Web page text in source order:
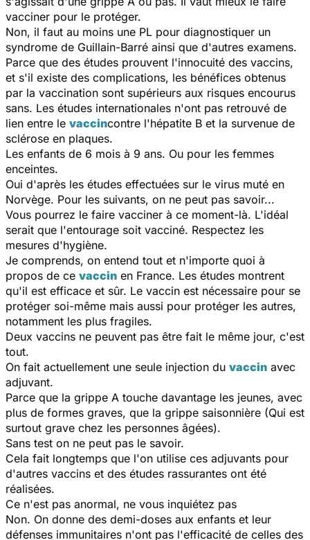
vacciner pour le protéger.
Non, il faut au moins une PL pour diagnostiquer un
syndrome de Guillain-Barré ainsi que d'autres examens.
Parce que des études prouvent l'innocuité des vaccins,
et s'il existe des complications, les bénéfices obtenus
par la vaccination sont supérieurs aux risques encourus
sans. Les études internationales n'ont pas retrouvé de
lien entre le vaccincontre l'hépatite B et la survenue de
sclérose en plaques.
Les enfants de 6 mois à 9 ans. Ou pour les femmes
enceintes.
Oui d'après les études effectuées sur le virus muté en
Norvège. Pour les suivants, on ne peut pas savoir...
Vous pourrez le faire vacciner à ce moment-là. L'idéal
serait que l'entourage soit vacciné. Respectez les
mesures d'hygiène.
Je comprends, on entend tout et n'importe quoi à
propos de ce vaccin en France. Les études montrent
qu'il est efficace et sûr. Le vaccin est nécessaire pour se
protéger soi-même mais aussi pour protéger les autres,
notamment les plus fragiles.
Deux vaccins ne peuvent pas être fait le même jour, c'est
tout.
On fait actuellement une seule injection du vaccin avec
adjuvant.
Parce que la grippe A touche davantage les jeunes, avec
plus de formes graves, que la grippe saisonnière (Qui est
surtout grave chez les personnes âgées).
Sans test on ne peut pas le savoir.
Cela fait longtemps que l'on utilise ces adjuvants pour
d'autres vaccins et des études rassurantes ont été
réalisées.
Ce n'est pas anormal, ne vous inquiétez pas
Non. On donne des demi-doses aux enfants et leur
défenses immunitaires n'ont pas l'efficacité de celles des